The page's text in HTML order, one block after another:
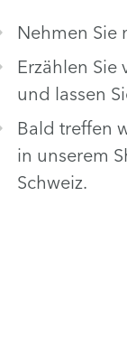
Nehmen Sie
Erzählen
und lassen
Bald treffen
in unserem
Schweiz.